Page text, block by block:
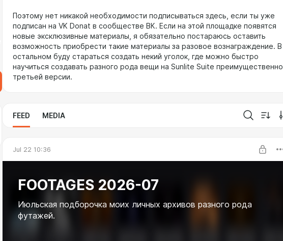
Поэтому нет никакой необходимости подписываться здесь, если ты уже
подписан на VK Donat в сообществе ВК. Если на этой площадке появятся
новые эксклюзивные материалы, я обязательно постараюсь оставить
возможность приобрести такие материалы за разовое вознаграждение. В
остальном буду стараться создать некий уголок, где можно быстро
научиться создавать разного рода вещи на Sunlite Suite преимущественно
третьей версии.
FEED MEDIA
Jul 22 10:36
FOOTAGES 2026-07
Июльская подборочка моих личных архивов разного рода
футажей.